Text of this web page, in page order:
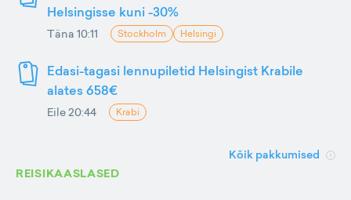
Helsingisse kuni -30%
Täna 10:11 Stockholm Helsingi
Edasi-tagasi lennupiletid Helsingist Krabile
alates 658€
Eile 20:44 Krabi
Kõik pakkumised
REISIKAASLASED